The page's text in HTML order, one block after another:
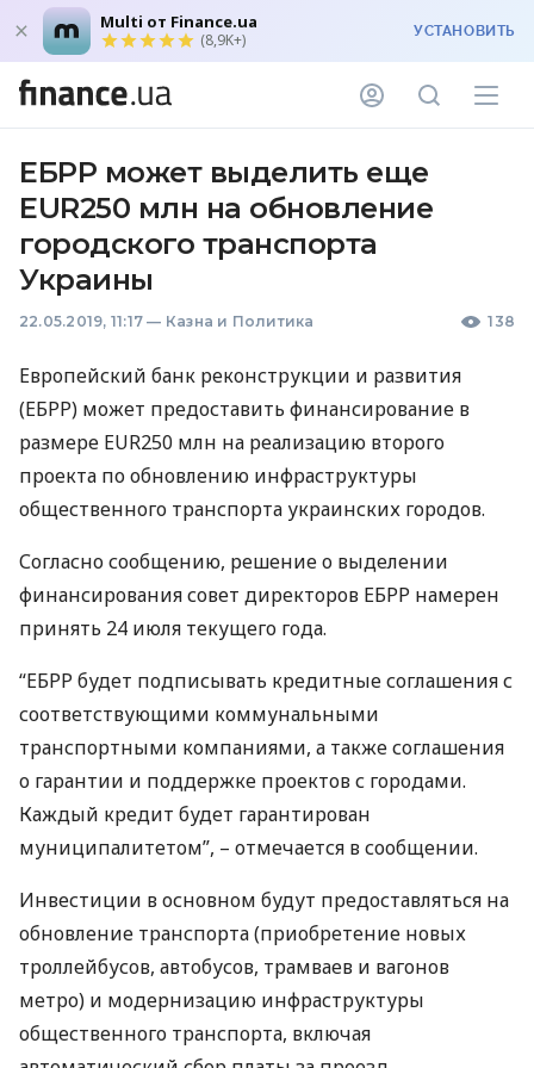
Multi от Finance.ua
(8,9K+) УСТАНОВИТЬ
ЕБРР может выделить еще
EUR250 млн на обновление
городского транспорта
Украины
22.05.2019, 11:17 — Казна и Политика 138
Европейский банк реконструкции и развития
(ЕБРР) может предоставить финансирование в
размере EUR250 млн на реализацию второго
проекта по обновлению инфраструктуры
общественного транспорта украинских городов.
Согласно сообщению, решение о выделении
финансирования совет директоров ЕБРР намерен
принять 24 июля текущего года.
“ЕБРРбудет подписывать кредитные соглашения с
соответствующими коммунальными
транспортными компаниями, а также соглашения
о гарантии и поддержке проектов с городами.
Каждый кредит будет гарантирован
муниципалитетом”, – отмечается в сообщении.
Инвестиции в основном будут предоставляться на
обновление транспорта (приобретение новых
троллейбусов, автобусов, трамваев и вагонов
метро) и модернизацию инфраструктуры
общественного транспорта, включая